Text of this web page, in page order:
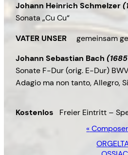
Johann Heinrich Schmelzer
Sonata „Cu Cu“
VATER UNSER
gemeinsam
Johann Sebastian Bach
Sonate F-Dur (orig. E-Dur)
Adagio ma non tanto, Allegro,
Kostenlos Freier Eintritt –
«